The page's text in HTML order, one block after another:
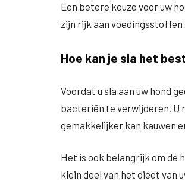
Een betere keuze voor uw
zijn rijk aan voedingsstoffen
Hoe kan je sla het
Voordat u sla aan uw hond
bacteriën te verwijderen. U
gemakkelijker kan kauwen
Het is ook belangrijk om de
klein deel van het dieet van